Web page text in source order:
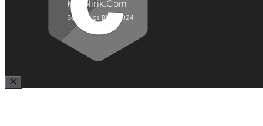
Kepolirik.Com
Best Lyrics Blog 2024
Close